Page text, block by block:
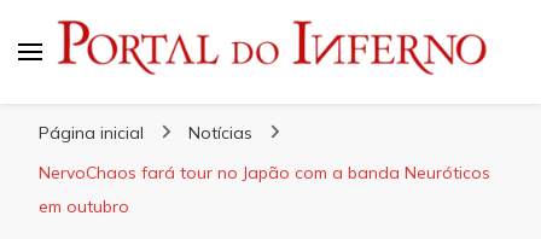
Página inicial
Notícias
NervoChaos fará tour no Japão com a banda Neuróticos
em outubro